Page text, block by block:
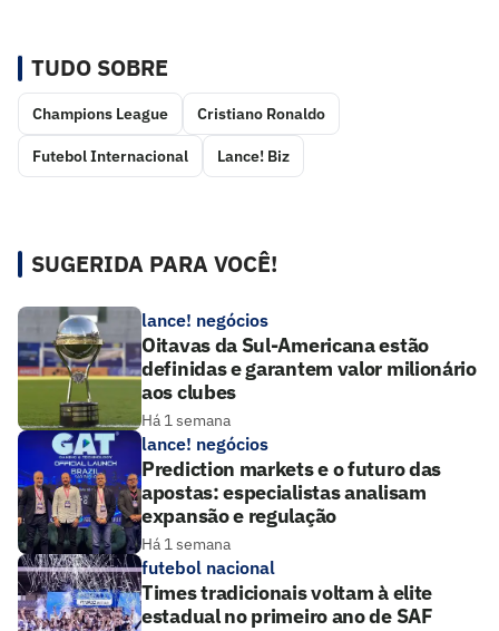
TUDO SOBRE
Champions League Cristiano Ronaldo
Futebol Internacional Lance! Biz
SUGERIDA PARA VOCÊ!
lance! negócios
Oitavas da Sul-Americana estão
definidas e garantem valor milionário
aos clubes
Há 1 semana
lance! negócios
Prediction markets e o futuro das
apostas: especialistas analisam
expansão e regulação
Há 1 semana
futebol nacional
Times tradicionais voltam à elite
estadual no primeiro ano de SAF